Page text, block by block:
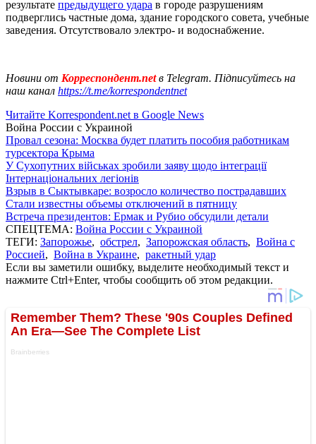
результате предыдущего удара в городе разрушениям
подверглись частные дома, здание городского совета, учебные
заведения. Отсутствовало электро- и водоснабжение.
Новини от Корреспондент.netв Telegram. Підписуйтесь на
наш канал https://t.me/korrespondentnet
Читайте Korrespondent.net в Google News
Война России с Украиной
Провал сезона: Москва будет платить пособия работникам
турсектора Крыма
У Сухопутних військах зробили заяву щодо інтеграції
Інтернаціональних легіонів
Взрыв в Сыктывкаре: возросло количество пострадавших
Стали известны объемы отключений в пятницу
Встреча президентов: Ермак и Рубио обсудили детали
СПЕЦТЕМА: Война России с Украиной
ТЕГИ: Запорожье, обстрел, Запорожская область, Война с
Россией, Война в Украине, ракетный удар
Если вы заметили ошибку, выделите необходимый текст и
нажмите Ctrl+Enter, чтобы сообщить об этом редакции.